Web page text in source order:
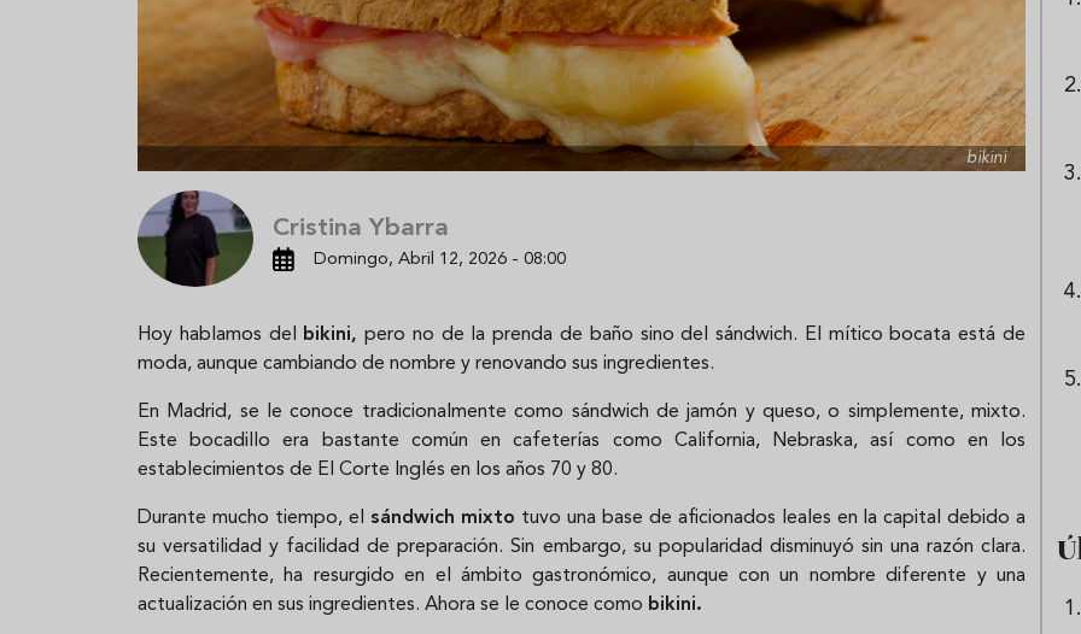
bikini
Cristina Ybarra
Domingo, Abril 12, 2026 - 08:00
Hoy hablamos del bikini, pero no de la prenda de baño sino del sándwich. El mítico bocata está de
moda, aunque cambiando de nombre y renovando sus ingredientes.
En Madrid, se le conoce tradicionalmente como sándwich de jamón y queso, o simplemente, mixto.
Este bocadillo era bastante común en cafeterías como California, Nebraska, así como en los
establecimientos de El Corte Inglés en los años 70 y 80.
Durante mucho tiempo, el sándwich mixto tuvo una base de aficionados leales en la capital debido a
su versatilidad y facilidad de preparación. Sin embargo, su popularidad disminuyó sin una razón clara.
Recientemente, ha resurgido en el ámbito gastronómico, aunque con un nombre diferente y una
actualización en sus ingredientes. Ahora se le conoce como bikini.